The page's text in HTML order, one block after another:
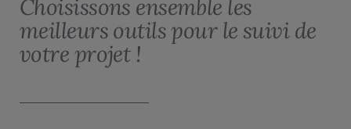
Choisissons ensemble les
meilleurs outils pour le suivi de
votre projet !